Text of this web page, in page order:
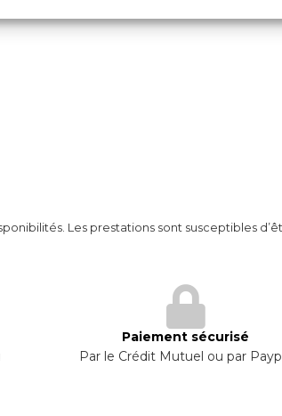
Les prestations sont susceptibles
Paiement sécurisé
Par le Crédit Mutuel ou par